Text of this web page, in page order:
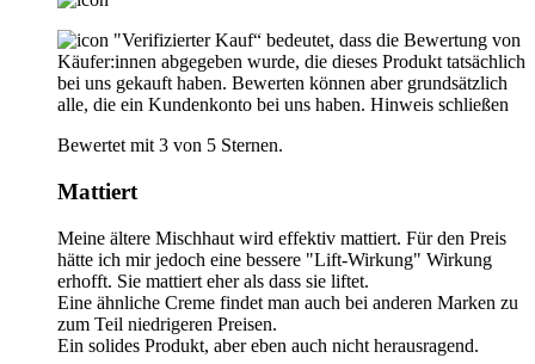
"Verifizierter Kauf“ bedeutet, dass die Bewertung von
Käufer:innen abgegeben wurde, die dieses Produkt tatsächlich
bei uns gekauft haben. Bewerten können aber grundsätzlich
alle, die ein Kundenkonto bei uns haben. Hinweis schließen
Bewertet mit 3 von 5 Sternen.
Mattiert
Meine ältere Mischhaut wird effektiv mattiert. Für den Preis
hätte ich mir jedoch eine bessere "Lift-Wirkung" Wirkung
erhofft. Sie mattiert eher als dass sie liftet.
Eine ähnliche Creme findet man auch bei anderen Marken zu
zum Teil niedrigeren Preisen.
Ein solides Produkt, aber eben auch nicht herausragend.